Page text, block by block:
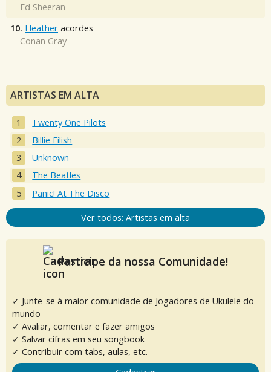
Ed Sheeran
10. Heather acordes
Conan Gray
ARTISTAS EM ALTA
Twenty One Pilots
Billie Eilish
Unknown
The Beatles
Panic! At The Disco
Ver todos: Artistas em alta
Participe da nossa Comunidade!
✓ Junte-se à maior comunidade de Jogadores de Ukulele do
mundo
✓ Avaliar, comentar e fazer amigos
✓ Salvar cifras em seu songbook
✓ Contribuir com tabs, aulas, etc.